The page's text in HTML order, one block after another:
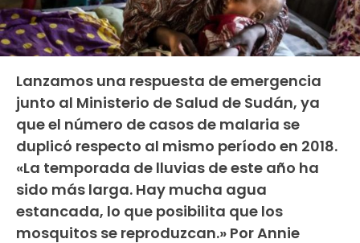
Lanzamos una respuesta de emergencia
junto al Ministerio de Salud de Sudán, ya
que el número de casos de malaria se
duplicó respecto al mismo período en 2018.
«La temporada de lluvias de este año ha
sido más larga. Hay mucha agua
estancada, lo que posibilita que los
mosquitos se reproduzcan.» Por Annie